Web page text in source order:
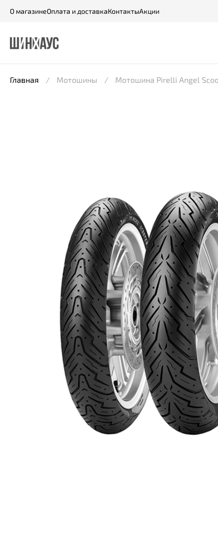
О магазинеОплата и доставкаКонтактыАкции
Главная Мотошины Мотошина Pirelli Angel